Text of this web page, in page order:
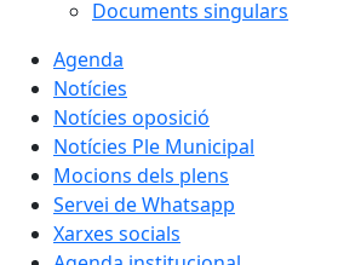
Documents singulars
Agenda
Notícies
Notícies oposició
Notícies Ple Municipal
Mocions dels plens
Servei de Whatsapp
Xarxes socials